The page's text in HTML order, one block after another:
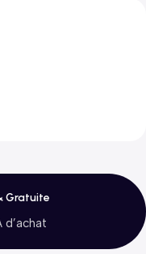
Gratuite
d’achat